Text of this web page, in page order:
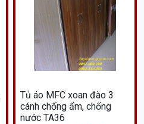
Tủ áo MFC xoan đào 3
cánh chống ẩm, chống
nước TA36